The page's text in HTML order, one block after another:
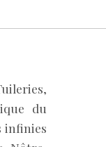
du
infinies